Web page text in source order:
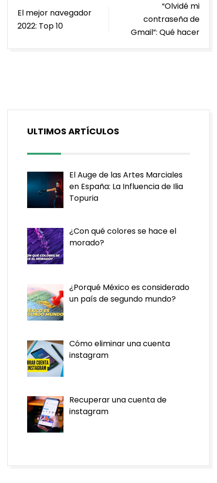
de
entradas
El mejor navegador
2022: Top 10
“Olvidé mi
contraseña de
Gmail”: Qué hacer
ULTIMOS ARTÍCULOS
El Auge de las Artes Marciales
en España: La Influencia de Ilia
Topuria
¿Con qué colores se hace el
morado?
¿Porqué México es considerado
un país de segundo mundo?
Cómo eliminar una cuenta
instagram
Recuperar una cuenta de
instagram